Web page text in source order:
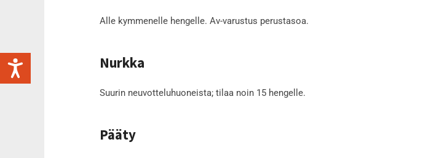
Alle kymmenelle hengelle. Av-varustus perustasoa.
Nurkka
Suurin neuvotteluhuoneista; tilaa noin 15 hengelle.
Pääty